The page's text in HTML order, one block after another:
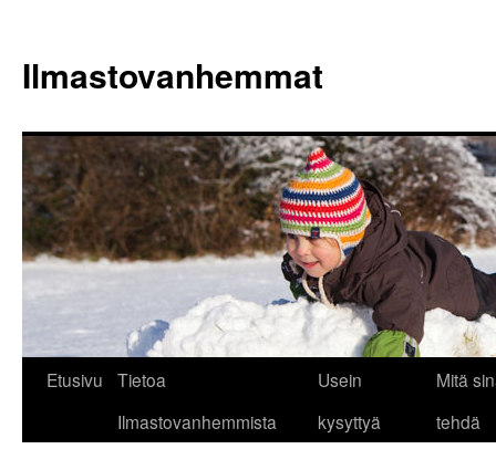
Ilmastovanhemmat
Etusivu
Tietoa
Ilmastovanhemmista
Usein
kysyttyä
Mitä
tehdä